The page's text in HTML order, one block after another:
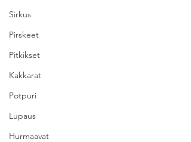
Sirkus
Pirskeet
Pitkikset
Kakkarat
Potpuri
Lupaus
Hurmaavat